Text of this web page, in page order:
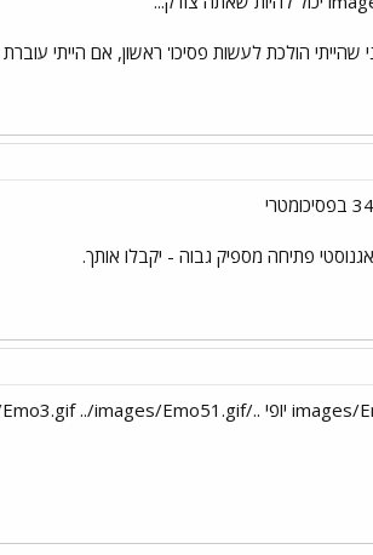
שהייתי הולכת לעשות פסיכו' ראשון, אם הייתי
פתיחה מספיק גבוה - יקבלו אותך.